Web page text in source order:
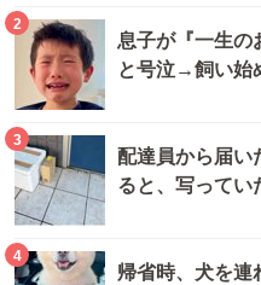
2
息子が『一生の
と号泣→飼い始
3
配達員から届
ると、写って
4
帰省時、犬を